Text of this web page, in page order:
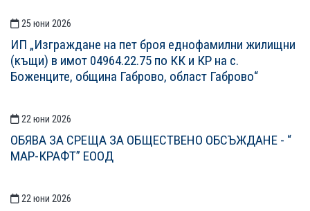
25 юни 2026
ИП „Изграждане на пет броя еднофамилни жилищни
(къщи) в имот 04964.22.75 по КК и КР на с.
Боженците, община Габрово, област Габрово“
22 юни 2026
ОБЯВА ЗА СРЕЩА ЗА ОБЩЕСТВЕНО ОБСЪЖДАНЕ - “
МАР-КРАФТ” ЕООД
22 юни 2026